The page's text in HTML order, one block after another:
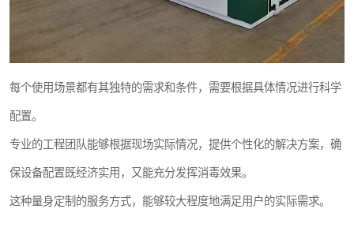
每个使用场景都有其独特的需求和条件，需要根据具体情况进行科学
配置。
专业的工程团队能够根据现场实际情况，提供个性化的解决方案，确
保设备配置既经济实用，又能充分发挥消毒效果。
这种量身定制的服务方式，能够较大程度地满足用户的实际需求。